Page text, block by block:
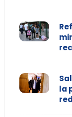
la